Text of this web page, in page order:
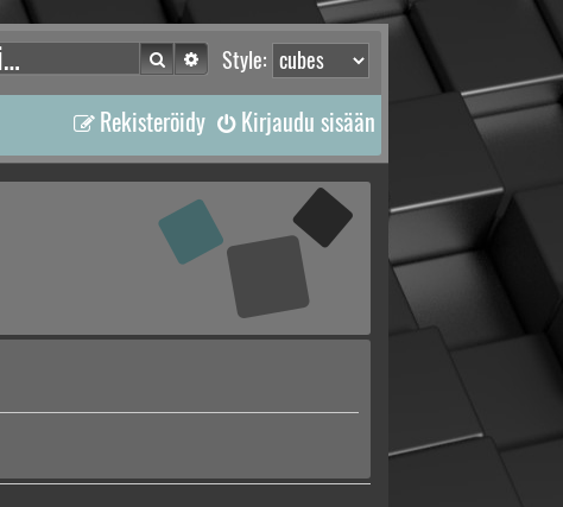
Style:
Etsi Tarkennettu haku
Kirjaudu sisään
Rekisteröidy